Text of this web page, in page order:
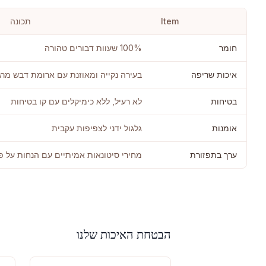
Item תכונה
חומר 100% שעוות דבורים טהורה
איכות שריפה בעירה נקייה ומאוזנת עם ארומת דבש
בטיחות לא רעיל, ללא כימיקלים עם קו בטיחות
אומנות גלגול ידני לצפיפות עקבית
ערך בתפזורת מחירי סיטונאות אמיתיים עם הנחות על
הבטחת האיכות שלנו